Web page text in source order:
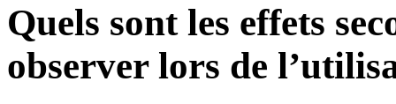
Quels sont les effets
observer lors de